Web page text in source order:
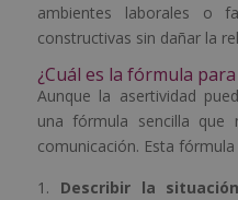
ambientes laborales o
constructivas sin dañar la
¿Cuál es la fórmula
Aunque la asertividad
una fórmula sencilla que
comunicación. Esta
Describir la